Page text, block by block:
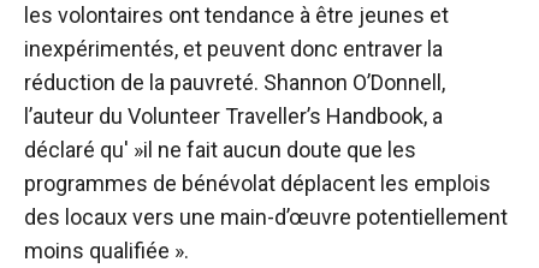
les volontaires ont tendance à être jeunes et
inexpérimentés, et peuvent donc entraver la
réduction de la pauvreté. Shannon O’Donnell,
l’auteur du Volunteer Traveller’s Handbook, a
déclaré qu' »il ne fait aucun doute que les
programmes de bénévolat déplacent les emplois
des locaux vers une main-d’œuvre potentiellement
moins qualifiée ».